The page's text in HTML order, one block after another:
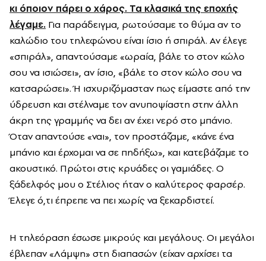
κι όποιον πάρει ο χάρος. Τα κλασικά της εποχής
λέγαμε. Για παράδειγμα, ρωτούσαμε το θύμα αν το
καλώδιο του τηλεφώνου είναι ίσιο ή σπιράλ. Αν έλεγε
«σπιράλ», απαντούσαμε «ωραία, βάλε το στον κώλο
σου να ισιώσει», αν ίσιο, «βάλε το στον κώλο σου να
κατσαρώσει». Ή ισχυριζόμασταν πως είμαστε από την
ύδρευση και στέλναμε τον ανυποψίαστη στην άλλη
άκρη της γραμμής να δει αν έχει νερό στο μπάνιο.
Όταν απαντούσε «ναι», τον προστάζαμε, «κάνε ένα
μπάνιο και έρχομαι να σε πηδήξω», και κατεβάζαμε το
ακουστικό. Πρώτοι στις κρυάδες οι γαμιάδες. Ο
ξάδελφός μου ο Στέλιος ήταν ο καλύτερος φαρσέρ.
Έλεγε ό,τι έπρεπε να πει χωρίς να ξεκαρδιστεί.
Η τηλεόραση έσωσε μικρούς και μεγάλους. Οι μεγάλοι
έβλεπαν «Λάμψη» στη διαπασών (είχαν αρχίσει τα